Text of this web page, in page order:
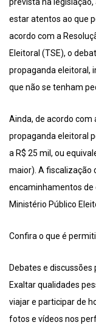
prevista na
estar atentos ao que
acordo com a
Eleitoral (TSE), o
propaganda eleitoral,
que não se tenham
Ainda, de acordo com
propaganda eleitoral
a R$ 25 mil, ou
maior). A fiscalização
encaminhamentos de
Ministério Público
Confira o que é
Debates e
Exaltar qualidades
viajar e participar de
fotos e vídeos nos